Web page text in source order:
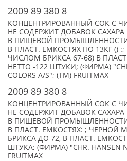
2009 89 380 8
КОНЦЕНТРИРОВАННЫЙ СОК С
НЕ СОДЕРЖИТ ДОБАВОК
В ПИЩЕВОЙ ПРОМЫШЛЕННОСТИ
В ПЛАСТ. ЕМКОСТЯХ ПО 13КГ ()
ЧИСЛОМ БРИКСА 67-68) В
НЕТТО -122 ШТУКИ; (ФИРМА)
COLORS A/S"; (TM) FRUITMAX
2009 89 380 8
КОНЦЕНТРИРОВАННЫЙ СОК С
НЕ СОДЕРЖИТ ДОБАВОК
В ПИЩЕВОЙ ПРОМЫШЛЕННОСТИ
В ПЛАСТ. ЕМКОСТЯХ: ; ЧЕРНОЙ
БРИКСА ДО 72, В ПЛАСТ.
ШТУКА; (ФИРМА) "CHR. HANSEN
FRUITMAX